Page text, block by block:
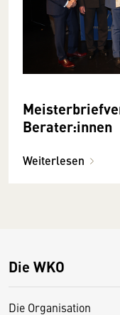
Berater:innen
Weiterlesen
Die WKO
Die Organisation